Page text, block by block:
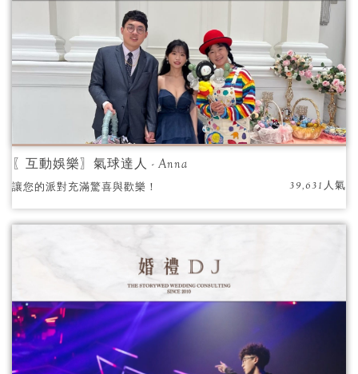
〖互動娛樂〗氣球達人 - Anna
讓您的派對充滿驚喜與歡樂！ 39,631人氣